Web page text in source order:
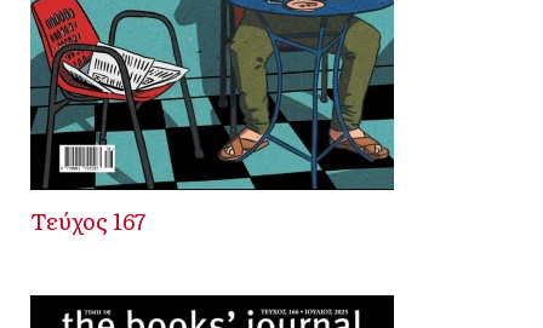
Τεύχος 167